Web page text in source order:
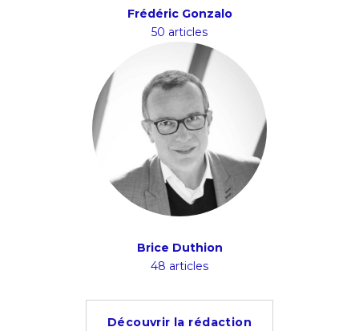
Frédéric Gonzalo
50 articles
Brice Duthion
48 articles
Découvrir la rédaction